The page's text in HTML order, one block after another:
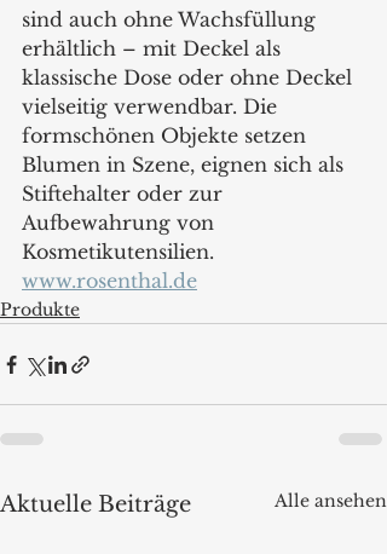
sind auch ohne Wachsfüllung
erhältlich – mit Deckel als
klassische Dose oder ohne Deckel
vielseitig verwendbar. Die
formschönen Objekte setzen
Blumen in Szene, eignen sich als
Stiftehalter oder zur
Aufbewahrung von
Kosmetikutensilien.
www.rosenthal.de
Produkte
Aktuelle Beiträge Alle ansehen